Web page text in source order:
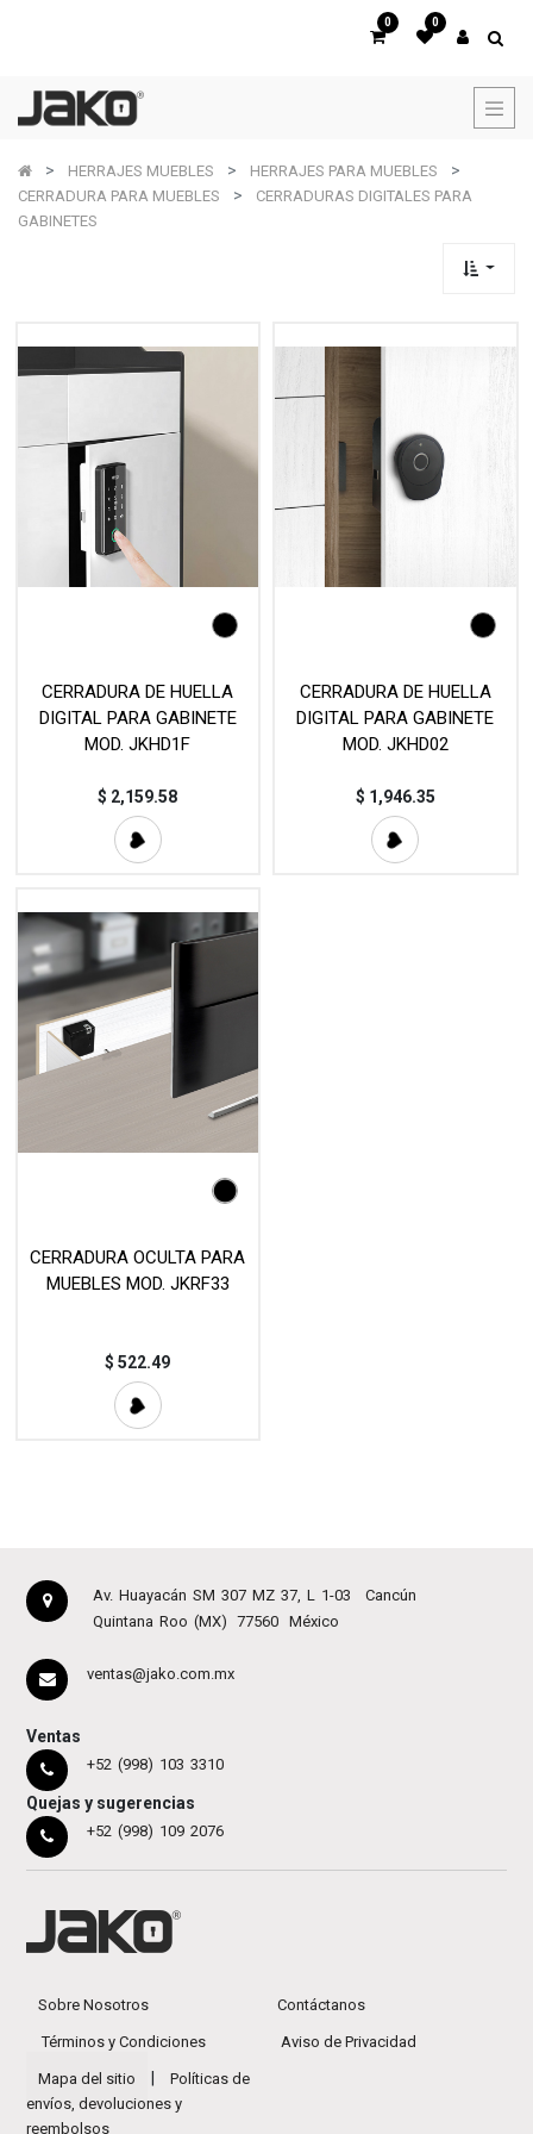
0 0
HERRAJES MUEBLES
HERRAJES PARA MUEBLES
CERRADURA PARA MUEBLES
CERRADURAS DIGITALES PARA
GABINETES
CERRADURA DE HUELLA
DIGITAL PARA GABINETE
MOD. JKHD1F
$ 2,159.58
CERRADURA DE HUELLA
DIGITAL PARA GABINETE
MOD. JKHD02
$ 1,946.35
CERRADURA OCULTA PARA
MUEBLES MOD. JKRF33
$522.49
Av. Huayacán SM 307 MZ 37, L 1-03
Cancún
Quintana Roo (MX)
77560 México
ventas@jako.com.mx
Ventas
+52 (998) 103 3310
Quejas y sugerencias
+52 (998) 109 2076
Sobre Nosotros Contáctanos
Términos y Condiciones Aviso de Privacidad
Mapa del sitio
Políticas de
envíos, devoluciones y
reembolsos